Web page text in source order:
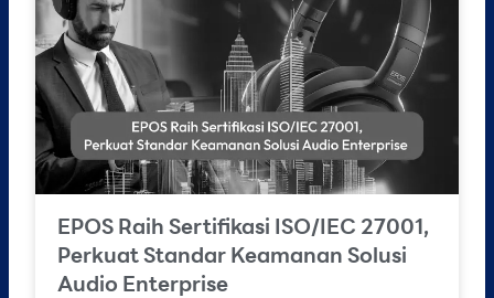
EPOS Raih Sertifikasi ISO/IEC 27001,
Perkuat Standar Keamanan Solusi
Audio Enterprise